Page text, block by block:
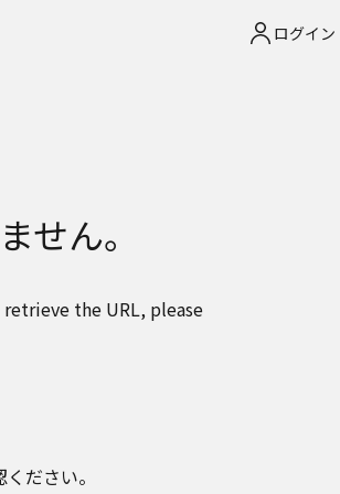
ログイン
せん。
the URL, please
ださい。